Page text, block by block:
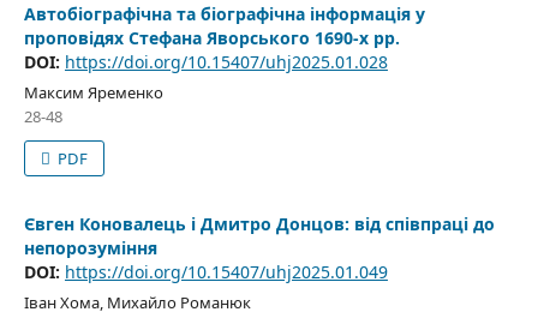
Автобіографічна та біографічна інформація у
проповідях Стефана Яворського 1690-х рр.
DOI: https://doi.org/10.15407/uhj2025.01.028
Максим Яременко
28-48
PDF
Євген Коновалець і Дмитро Донцов: від співпраці до
непорозуміння
DOI: https://doi.org/10.15407/uhj2025.01.049
Іван Хома, Михайло Романюк